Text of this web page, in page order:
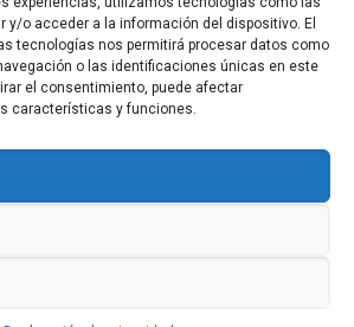
y/o acceder a la información del dispositivo. El
tecnologías nos permitirá procesar datos como
o las identificaciones únicas en este
el consentimiento, puede afectar
características y funciones.